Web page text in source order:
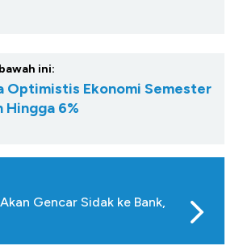
ini:
Optimistis Ekonomi Semester
Hingga 6%
Gencar Sidak ke Bank,